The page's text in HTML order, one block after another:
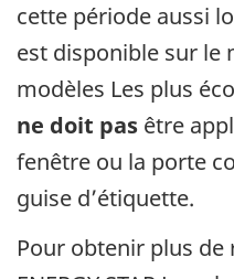
cette période aussi
est disponible sur le
modèles Les plus
ne doit pas être
fenêtre ou la porte
guise d’étiquette.
Pour obtenir plus